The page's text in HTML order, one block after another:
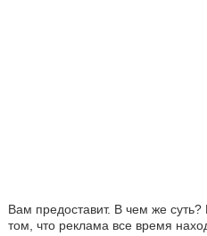
Вам предоставит. В чем же
том, что реклама все время